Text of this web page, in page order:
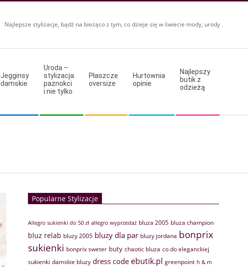
Najlepsze stylizacje, bądź na bieżąco z tym, co dzieje się w świecie mody, urody
Jegginsy
damskie
Uroda –
stylizacja
paznokci
i nie tylko
Płaszcze
oversize
Hurtownia
opinie
Najlepszy
butik z
odzieżą
Popularne Stylizacje
Allegro sukienki do 50 zł allegro wyprzedaż bluza 2005 bluza champion
bluz relab bluzy 2005 bluzy dla par bluzy jordana bonprix
sukienki bonprix sweter buty chaotic bluza co do eleganckiej
sukienki damskie bluzy dress code ebutik.pl greenpoint h & m